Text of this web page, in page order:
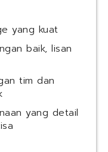
yang kuat
baik, lisan
tim dan
yang detail